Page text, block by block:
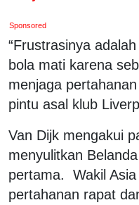
Sponsored
“Frustrasinya
bola mati karena
menjaga
pintu asal klub
Van Dijk mengakui
menyulitkan
pertama. Wakil
pertahanan rapat